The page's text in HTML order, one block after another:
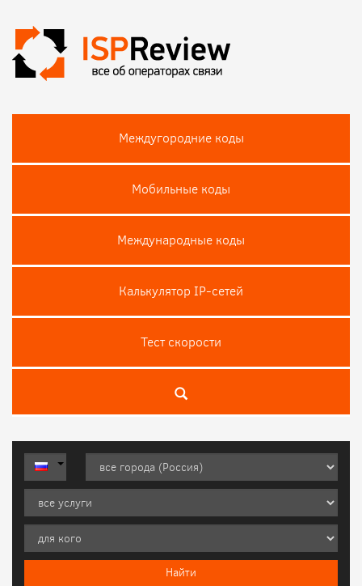
Междугородние коды
Мобильные коды
Международные коды
Калькулятор IP-сетей
Тест скороcти